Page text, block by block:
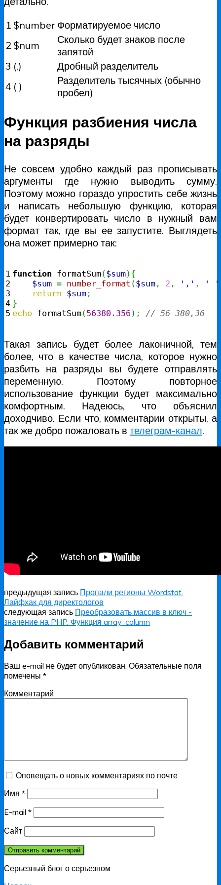
1 $number Форматируемое число
2 $num
Сколько будет знаков после
запятой
3 (,)
Дробный разделитель
4 ( )
Разделитель тысячных (обычно
пробел)
Функция разбиения числа
на разряды
Не совсем удобно каждый раз прописывать
аргументы где нужно выводить сумму.
Поэтому можно гораздо упростить себе жизнь
и написать небольшую функцию, которая
будет конвертировать число в нужный вам
формат так, где вы ее запустите. Выглядеть
она может примерно так:
1
2
3
4
function formatSum($sum) {
$sum = number_format ($sum , 2 , ',' , ' '
return $sum ;
}
echo formatSum(56380.356 ) ; // 56 380,36
Такая запись будет более лаконичной, тем
более, что в качестве числа, которое нужно
разбить на разряды вы будете отправлять
переменную. Поэтому повторное
использование функции будет максимально
комфортным. Надеюсь, что объяснил
доходчиво. Если что, комментарии открыты, а
так же добро пожаловать в телеграм-канал.
предыдущая запись Пропали регионы Wordstat.
Лайфхак для директологов
следующая запись Преобразовать массив в ключ -
значение на PHP. Функция array_column
Добавить комментарий
Ваш e-mail не будет опубликован. Обязательные поля
помечены *
Комментарий
Оповещать о новых комментариях по почте
Имя *
E-mail *
Сайт
Серьезный блог о серьезном